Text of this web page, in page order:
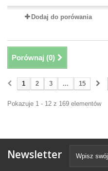
Dodaj do porówania
Porównaj (0)
1 2 3 ... 15
Pokazuje 1 - 12 z 169 elementów
Newsletter